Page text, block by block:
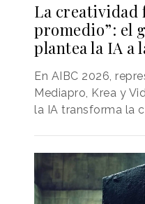
La creatividad
promedio”: el
plantea la IA a
En AIBC 2026,
Mediapro, Krea y
la IA transforma la